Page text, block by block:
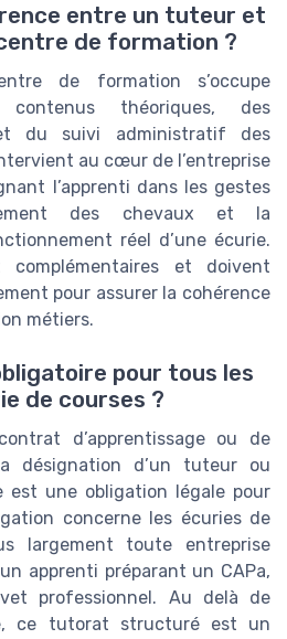
entre un tuteur et
de formation ?
de formation s’occupe
contenus théoriques, des
du suivi administratif des
au cœur de l’entreprise
l’apprenti dans les gestes
des chevaux et la
réel d’une écurie.
et doivent
pour assurer la cohérence
métiers.
pour tous les
de courses ?
d’apprentissage ou de
désignation d’un tuteur ou
est une obligation légale pour
concerne les écuries de
largement toute entreprise
apprenti préparant un CAPa,
professionnel. Au delà de
ce tutorat structuré est un